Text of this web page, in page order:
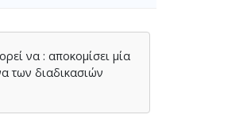
να : αποκομίσει μία
των διαδικασιών